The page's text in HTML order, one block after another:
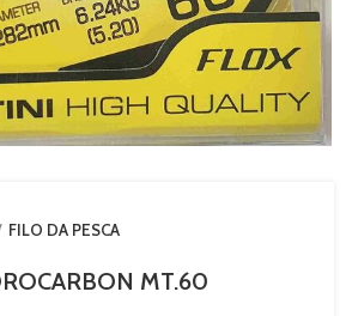
FILO DA PESCA
MT.60